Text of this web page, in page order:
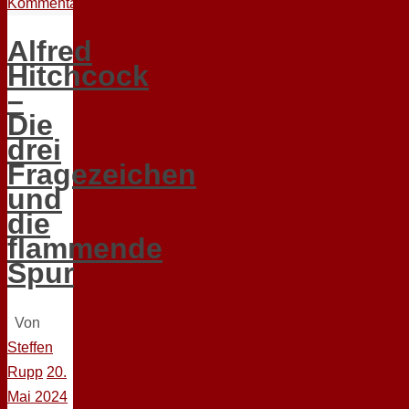
Alfred
Hitchcock
–
Die
drei
Fragezeichen
und
die
flammende
Spur
Von
Steffen
Rupp 20.
Mai 2024